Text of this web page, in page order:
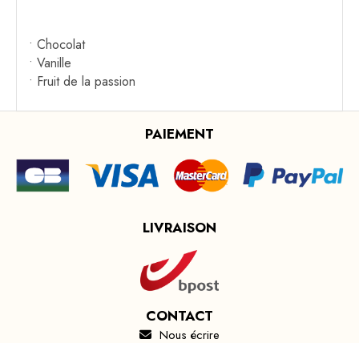
• Chocolat
• Vanille
• Fruit de la passion
PAIEMENT
LIVRAISON
CONTACT
 Nous écrire